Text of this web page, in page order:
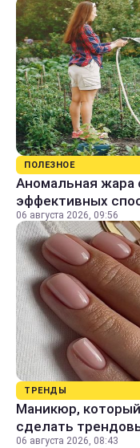
ПОЛЕЗНОЕ
Аномальная жара
эффективных
06 августа 2026, 09:56
ТРЕНДЫ
Маникюр,
сделать
06 августа 2026, 08:43